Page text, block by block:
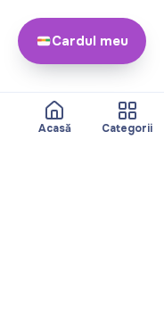
Acasă Categorii
Cardul meu